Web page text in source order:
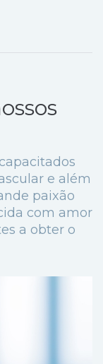
e além
paixão
com amor
a obter o